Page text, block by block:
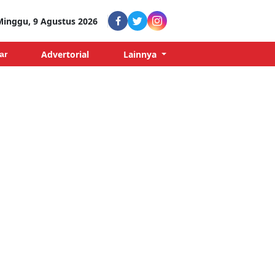
9 Agustus 2026
Advertorial Lainnya